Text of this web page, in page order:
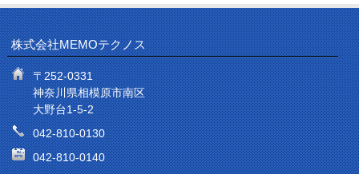
株式会社MEMOテクノス
〒252-0331
神奈川県相模原市南区
大野台1-5-2
042-810-0130
042-810-0140